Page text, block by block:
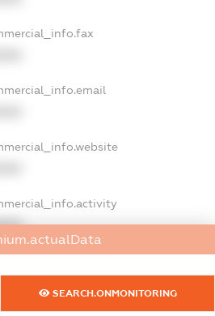
SEARCH.ONMONITORING